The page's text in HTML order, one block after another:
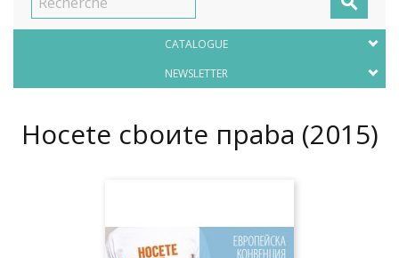
CATALOGUE
NEWSLETTER
Hocete cboиte пpaba (2015)